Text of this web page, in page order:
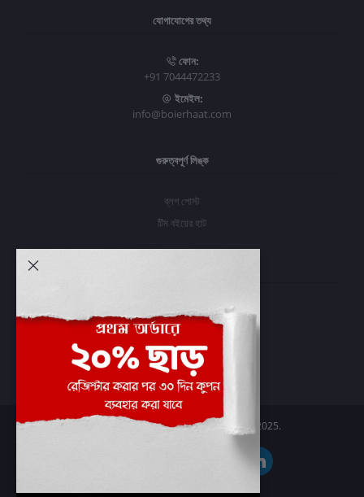
যোগাযোগের তথ্য
ফোন:
+91 7044472233
ইমেইল:
info@boierhaat.com
গুরুত্বপূর্ণ লিঙ্ক
ব্লগ পোস্ট
টিম বইয়ের হাট
প্রবেশ করুন
অর্ডার ইতিহাস
আমার ইচ্ছাগুলি
অর্ডার ট্র্যাকিং
Boier Haat™ | © All rights reserved 2025.